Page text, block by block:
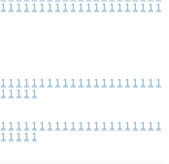
1 1 1 1 1 1 1 1 1 1 1 1 1 1 1 1 1 1 1 1 1
1 1 1 1 1 1 1 1 1 1 1 1 1 1 1 1 1 1 1 1 1
1 1 1 1 1
1 1 1 1 1 1 1 1 1 1 1 1 1 1 1 1 1 1 1 1 1
1 1 1 1 1